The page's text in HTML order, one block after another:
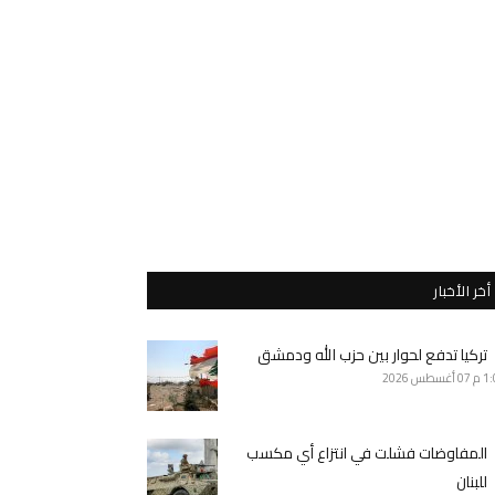
أخر الأخبار
تركيا تدفع لحوار بين حزب الله ودمشق
م 07 أغسطس 2026
المفاوضات فشلت في انتزاع أي مكسب
للبنان